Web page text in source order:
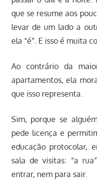
que se resume aos
levar de um lado a
ela “é”. E isso é muita
Ao contrário da
apartamentos, ela
que isso representa.
Sim, porque se
pede licença e
educação protocolar,
sala de visitas: “a
entrar, nem para sair.